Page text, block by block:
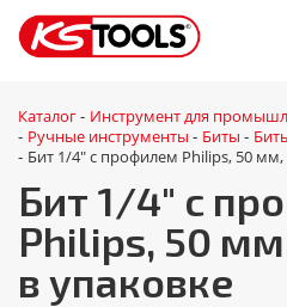
Каталог - Инструмент для
- Ручные инструменты - Биты -
- Бит 1/4" с профилем Philips, 50
Бит 1/4" с
Philips, 50
в упаковке